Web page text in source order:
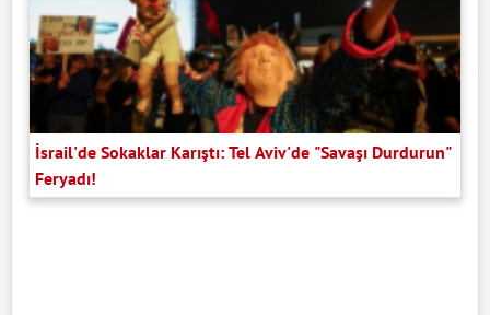
İsrail'de Sokaklar Karıştı: Tel Aviv'de "Savaşı Durdurun"
Feryadı!